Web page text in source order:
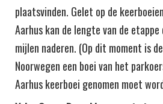
plaatsvinden. Gelet op de
Aarhus kan de lengte van de
mijlen naderen. (Op dit moment is
Noorwegen een boei van het
Aarhus keerboei genomen moet